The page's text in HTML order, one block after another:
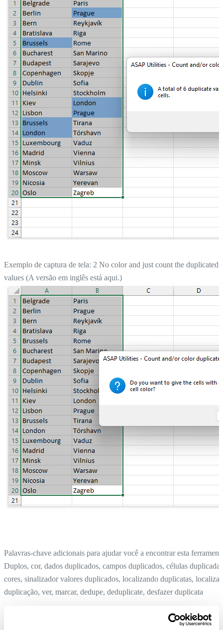
Exemplo de captura de tela: 2 No color and just count the duplicated
values (A versão em inglês está aqui.)
Palavras-chave adicionais para ajudar você a encontrar esta
Duplos, cor, dados duplicados, campos duplicados, células
cores, sinalizador valores duplicados, localizando duplicatas, localizar,
duplicação, ver, marcar, dedupe, deduplicate, desfazer duplicata